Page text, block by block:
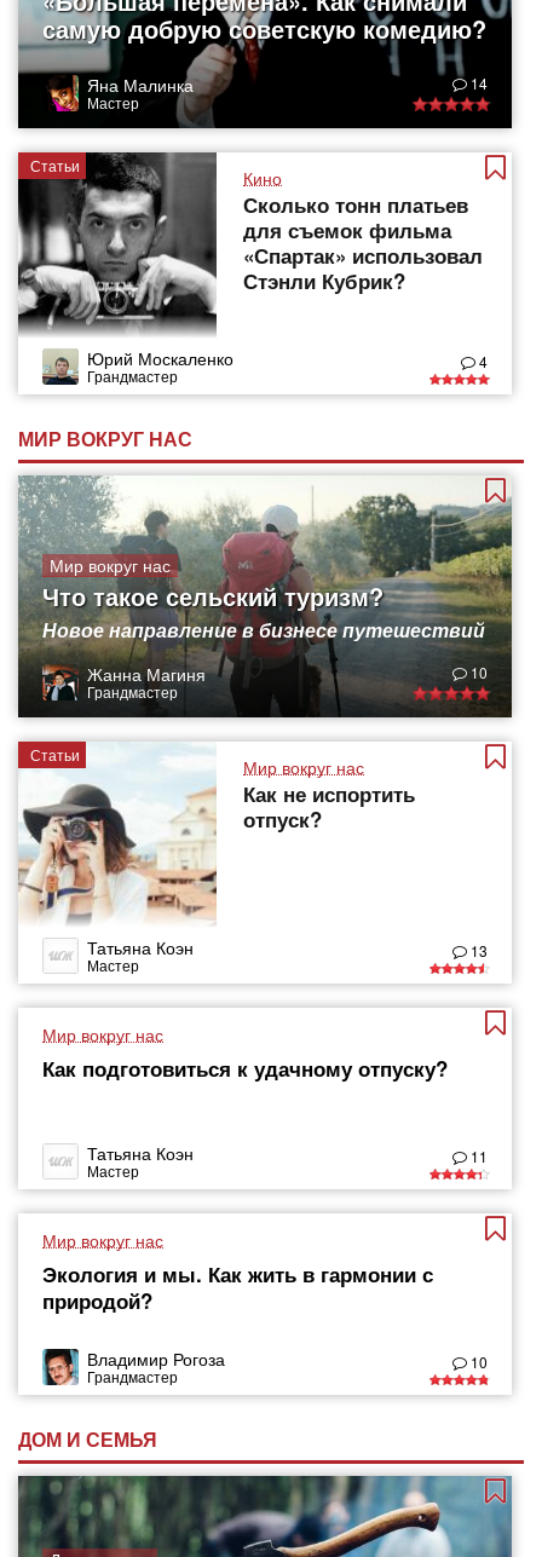
самую добрую советскую комедию?
Яна Малинка
Мастер
14
Статьи
Кино
Сколько тонн платьев
для съемок фильма
«Спартак» использовал
Стэнли Кубрик?
Юрий Москаленко
Грандмастер
4
МИР ВОКРУГ НАС
Мир вокруг нас
Что такое сельский туризм?
Новое направление в бизнесе путешествий
Жанна Магиня
Грандмастер
10
Статьи
Мир вокруг нас
Как не испортить
отпуск?
Татьяна Коэн
Мастер
13
Мир вокруг нас
Как подготовиться к удачному отпуску?
Татьяна Коэн
Мастер
11
Мир вокруг нас
Экология и мы. Как жить в гармонии с
природой?
Владимир Рогоза
Грандмастер
10
ДОМ И СЕМЬЯ